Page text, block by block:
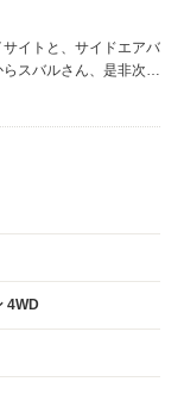
イトと、サイドエアバ
スバルさん、是非次期
4WD